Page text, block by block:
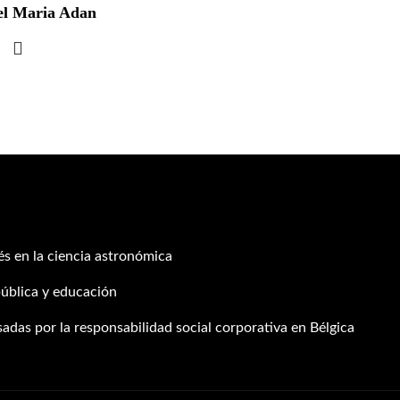
Maria Adan
en la ciencia astronómica
y educación
por la responsabilidad social corporativa en Bélgica